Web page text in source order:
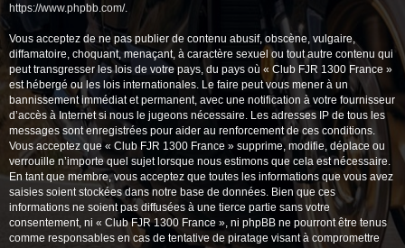
https://www.phpbb.com/.
Vous acceptez de ne pas publier de contenu abusif, obscène, vulgaire,
diffamatoire, choquant, menaçant, à caractère sexuel ou tout autre contenu qui
peut transgresser les lois de votre pays, du pays où « Club FJR 1300 France »
est hébergé ou les lois internationales. Le faire peut vous mener à un
bannissement immédiat et permanent, avec une notification à votre fournisseur
d’accès à Internet si nous le jugeons nécessaire. Les adresses IP de tous les
messages sont enregistrées pour aider au renforcement de ces conditions.
Vous acceptez que « Club FJR 1300 France » supprime, modifie, déplace ou
verrouille n’importe quel sujet lorsque nous estimons que cela est nécessaire.
En tant que membre, vous acceptez que toutes les informations que vous avez
saisies soient stockées dans notre base de données. Bien que ces
informations ne soient pas diffusées à une tierce partie sans votre
consentement, ni « Club FJR 1300 France », ni phpBB ne pourront être tenus
comme responsables en cas de tentative de piratage visant à compromettre